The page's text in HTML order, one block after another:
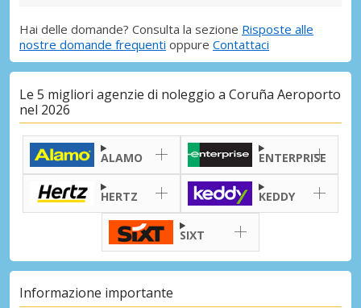
Sconti speciali
Accedi alle offerte esclusive dei nostri
fornitori
Hai delle domande? Consulta la sezione Risposte alle
nostre domande frequenti oppure Contattaci
Le 5 migliori agenzie di noleggio a Coruña Aeroporto
nel 2026
ALAMO ENTERPRISE
HERTZ KEDDY
SIXT
Informazione importante